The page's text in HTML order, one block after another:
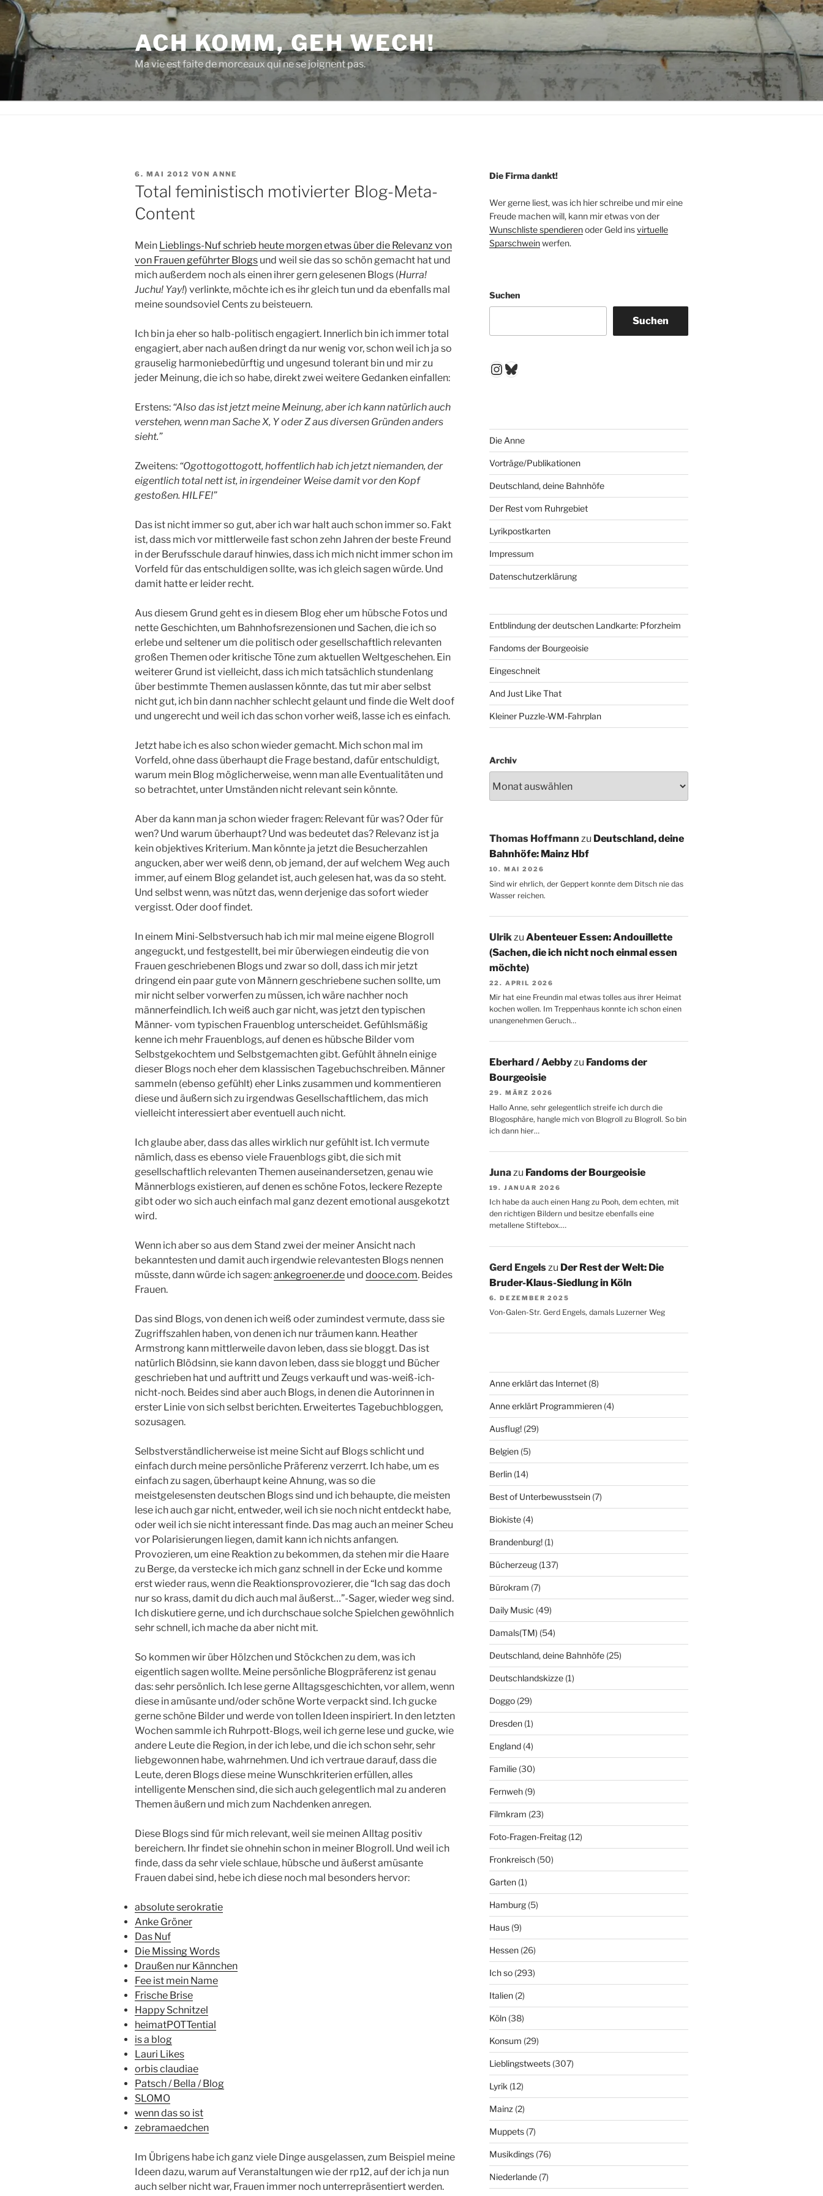
Zum
Inhalt
springen
ACH KOMM, GEH WECH!
Ma vie est faite de morceaux qui ne se joignent pas.
VERÖFFENTLICHT
AM
6. MAI 2012 VON ANNE
Total feministisch motivierter Blog-Meta-
Content
Mein Lieblings-Nuf schrieb heute morgen etwas über die Relevanz von
von Frauen geführter Blogs und weil sie das so schön gemacht hat und
mich außerdem noch als einen ihrer gern gelesenen Blogs (Hurra!
Juchu! Yay!) verlinkte, möchte ich es ihr gleich tun und da ebenfalls mal
meine soundsoviel Cents zu beisteuern.
Ich bin ja eher so halb-politisch engagiert. Innerlich bin ich immer total
engagiert, aber nach außen dringt da nur wenig vor, schon weil ich ja so
grauselig harmoniebedürftig und ungesund tolerant bin und mir zu
jeder Meinung, die ich so habe, direkt zwei weitere Gedanken einfallen:
Erstens: “Also das ist jetzt meine Meinung, aber ich kann natürlich auch
verstehen, wenn man Sache X, Y oder Z aus diversen Gründen anders
sieht.”
Zweitens: “Ogottogottogott, hoffentlich hab ich jetzt niemanden, der
eigentlich total nett ist, in irgendeiner Weise damit vor den Kopf
gestoßen. HILFE!”
Das ist nicht immer so gut, aber ich war halt auch schon immer so. Fakt
ist, dass mich vor mittlerweile fast schon zehn Jahren der beste Freund
in der Berufsschule darauf hinwies, dass ich mich nicht immer schon im
Vorfeld für das entschuldigen sollte, was ich gleich sagen würde. Und
damit hatte er leider recht.
Aus diesem Grund geht es in diesem Blog eher um hübsche Fotos und
nette Geschichten, um Bahnhofsrezensionen und Sachen, die ich so
erlebe und seltener um die politisch oder gesellschaftlich relevanten
großen Themen oder kritische Töne zum aktuellen Weltgeschehen. Ein
weiterer Grund ist vielleicht, dass ich mich tatsächlich stundenlang
über bestimmte Themen auslassen könnte, das tut mir aber selbst
nicht gut, ich bin dann nachher schlecht gelaunt und finde die Welt doof
und ungerecht und weil ich das schon vorher weiß, lasse ich es einfach.
Jetzt habe ich es also schon wieder gemacht. Mich schon mal im
Vorfeld, ohne dass überhaupt die Frage bestand, dafür entschuldigt,
warum mein Blog möglicherweise, wenn man alle Eventualitäten und
so betrachtet, unter Umständen nicht relevant sein könnte.
Aber da kann man ja schon wieder fragen: Relevant für was? Oder für
wen? Und warum überhaupt? Und was bedeutet das? Relevanz ist ja
kein objektives Kriterium. Man könnte ja jetzt die Besucherzahlen
angucken, aber wer weiß denn, ob jemand, der auf welchem Weg auch
immer, auf einem Blog gelandet ist, auch gelesen hat, was da so steht.
Und selbst wenn, was nützt das, wenn derjenige das sofort wieder
vergisst. Oder doof findet.
In einem Mini-Selbstversuch hab ich mir mal meine eigene Blogroll
angeguckt, und festgestellt, bei mir überwiegen eindeutig die von
Frauen geschriebenen Blogs und zwar so doll, dass ich mir jetzt
dringend ein paar gute von Männern geschriebene suchen sollte, um
mir nicht selber vorwerfen zu müssen, ich wäre nachher noch
männerfeindlich. Ich weiß auch gar nicht, was jetzt den typischen
Männer- vom typischen Frauenblog unterscheidet. Gefühlsmäßig
kenne ich mehr Frauenblogs, auf denen es hübsche Bilder vom
Selbstgekochtem und Selbstgemachten gibt. Gefühlt ähneln einige
dieser Blogs noch eher dem klassischen Tagebuchschreiben. Männer
sammeln (ebenso gefühlt) eher Links zusammen und kommentieren
diese und äußern sich zu irgendwas Gesellschaftlichem, das mich
vielleicht interessiert aber eventuell auch nicht.
Ich glaube aber, dass das alles wirklich nur gefühlt ist. Ich vermute
nämlich, dass es ebenso viele Frauenblogs gibt, die sich mit
gesellschaftlich relevanten Themen auseinandersetzen, genau wie
Männerblogs existieren, auf denen es schöne Fotos, leckere Rezepte
gibt oder wo sich auch einfach mal ganz dezent emotional ausgekotzt
wird.
Wenn ich aber so aus dem Stand zwei der meiner Ansicht nach
bekanntesten und damit auch irgendwie relevantesten Blogs nennen
müsste, dann würde ich sagen:ankegroener.de und dooce.com. Beides
Frauen.
Das sind Blogs, von denen ich weiß oder zumindest vermute, dass sie
Zugriffszahlen haben, von denen ich nur träumen kann. Heather
Armstrong kann mittlerweile davon leben, dass sie bloggt. Das ist
natürlich Blödsinn, sie kann davon leben, dass sie bloggt und Bücher
geschrieben hat und auftritt und Zeugs verkauft und was-weiß-ich-
nicht-noch. Beides sind aber auch Blogs, in denen die Autorinnen in
erster Linie von sich selbst berichten. Erweitertes Tagebuchbloggen,
sozusagen.
Selbstverständlicherweise ist meine Sicht auf Blogs schlicht und
einfach durch meine persönliche Präferenz verzerrt. Ich habe, um es
einfach zu sagen, überhaupt keine Ahnung, was so die
meistgelesensten deutschen Blogs sind und ich behaupte, die meisten
lese ich auch gar nicht, entweder, weil ich sie noch nicht entdeckt habe,
oder weil ich sie nicht interessant finde. Das mag auch an meiner Scheu
vor Polarisierungen liegen, damit kann ich nichts anfangen.
Provozieren, um eine Reaktion zu bekommen, da stehen mir die Haare
zu Berge, da verstecke ich mich ganz schnell in der Ecke und komme
erst wieder raus, wenn die Reaktionsprovozierer, die “Ich sag das doch
nur so krass, damit du dich auch mal äußerst…”-Sager, wieder weg sind.
Ich diskutiere gerne, und ich durchschaue solche Spielchen gewöhnlich
sehr schnell, ich mache da aber nicht mit.
So kommen wir über Hölzchen und Stöckchen zu dem, was ich
eigentlich sagen wollte. Meine persönliche Blogpräferenz ist genau
das: sehr persönlich. Ich lese gerne Alltagsgeschichten, vor allem, wenn
diese in amüsante und/oder schöne Worte verpackt sind. Ich gucke
gerne schöne Bilder und werde von tollen Ideen inspiriert. In den letzten
Wochen sammle ich Ruhrpott-Blogs, weil ich gerne lese und gucke, wie
andere Leute die Region, in der ich lebe, und die ich schon sehr, sehr
liebgewonnen habe, wahrnehmen. Und ich vertraue darauf, dass die
Leute, deren Blogs diese meine Wunschkriterien erfüllen, alles
intelligente Menschen sind, die sich auch gelegentlich mal zu anderen
Themen äußern und mich zum Nachdenken anregen.
Diese Blogs sind für mich relevant, weil sie meinen Alltag positiv
bereichern. Ihr findet sie ohnehin schon in meiner Blogroll. Und weil ich
finde, dass da sehr viele schlaue, hübsche und äußerst amüsante
Frauen dabei sind, hebe ich diese noch mal besonders hervor:
absolute serokratie
Anke Gröner
Das Nuf
Die Missing Words
Draußen nur Kännchen
Fee ist mein Name
Frische Brise
Happy Schnitzel
heimatPOTTential
is a blog
Lauri Likes
orbis claudiae
Patsch / Bella / Blog
SLOMO
wenn das so ist
zebramaedchen
Im Übrigens habe ich ganz viele Dinge ausgelassen, zum Beispiel meine
Ideen dazu, warum auf Veranstaltungen wie der rp12, auf der ich ja nun
auch selber nicht war, Frauen immer noch unterrepräsentiert werden.
Die Firma dankt!
Wer gerne liest, was ich hier schreibe und mir eine
Freude machen will, kann mir etwas von der
Wunschliste spendierenoder Geld insvirtuelle
Sparschweinwerfen.
Suchen
Suchen
Instagram
Bluesky
Die Anne
Vorträge/Publikationen
Deutschland, deine Bahnhöfe
Der Rest vom Ruhrgebiet
Lyrikpostkarten
Impressum
Datenschutzerklärung
Entblindung der deutschen Landkarte: Pforzheim
Fandoms der Bourgeoisie
Eingeschneit
And Just Like That
Kleiner Puzzle-WM-Fahrplan
Archiv
Thomas Hoffmann zu Deutschland, deine
Bahnhöfe: Mainz Hbf
10. MAI 2026
Sind wir ehrlich, der Geppert konnte dem Ditsch nie das
Wasser reichen.
Ulrikzu Abenteuer Essen: Andouillette
(Sachen, die ich nicht noch einmal essen
möchte)
22. APRIL 2026
Mir hat eine Freundin mal etwas tolles aus ihrer Heimat
kochen wollen. Im Treppenhaus konnte ich schon einen
unangenehmen Geruch…
Eberhard / Aebbyzu Fandoms der
Bourgeoisie
29. MÄRZ 2026
Hallo Anne, sehr gelegentlich streife ich durch die
Blogosphäre, hangle mich von Blogroll zu Blogroll. So bin
ich dann hier…
Junazu Fandoms der Bourgeoisie
19. JANUAR 2026
Ich habe da auch einen Hang zu Pooh, dem echten, mit
den richtigen Bildern und besitze ebenfalls eine
metallene Stiftebox.…
Gerd Engelszu Der Rest der Welt: Die
Bruder-Klaus-Siedlung in Köln
6. DEZEMBER 2025
Von-Galen-Str. Gerd Engels, damals Luzerner Weg
Anne erklärt das Internet(8)
Anne erklärt Programmieren(4)
Ausflug!(29)
Belgien(5)
Berlin(14)
Best of Unterbewusstsein(7)
Biokiste(4)
Brandenburg!(1)
Bücherzeug(137)
Bürokram (7)
Daily Music (49)
Damals(TM) (54)
Deutschland, deine Bahnhöfe(25)
Deutschlandskizze(1)
Doggo(29)
Dresden(1)
England(4)
Familie(30)
Fernweh(9)
Filmkram (23)
Foto-Fragen-Freitag(12)
Fronkreisch(50)
Garten(1)
Hamburg(5)
Haus(9)
Hessen(26)
Ich so(293)
Italien(2)
Köln(38)
Konsum (29)
Lieblingstweets(307)
Lyrik (12)
Mainz (2)
Muppets(7)
Musikdings(76)
Niederlande(7)